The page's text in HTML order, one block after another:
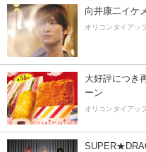
向井康二イケ
オリコンタイアッ
大好評につき
ーン
オリコンタイアッ